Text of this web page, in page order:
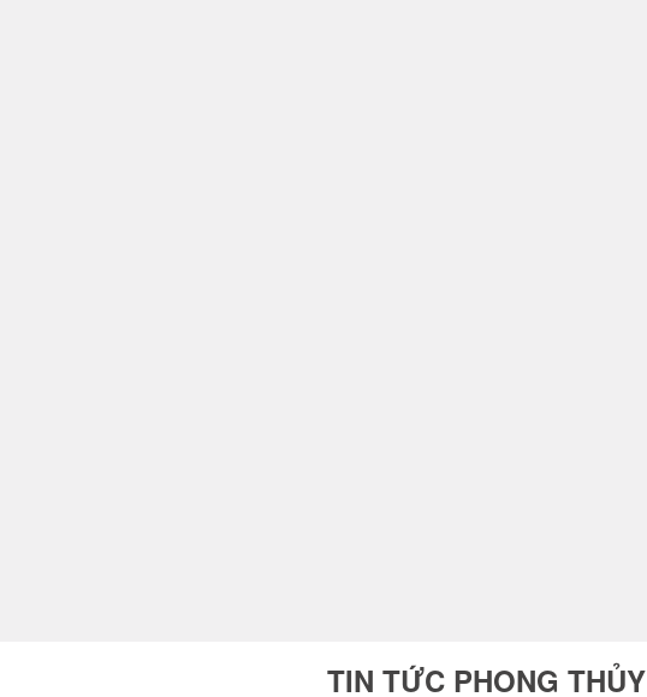
TIN TỨC PHONG THỦY